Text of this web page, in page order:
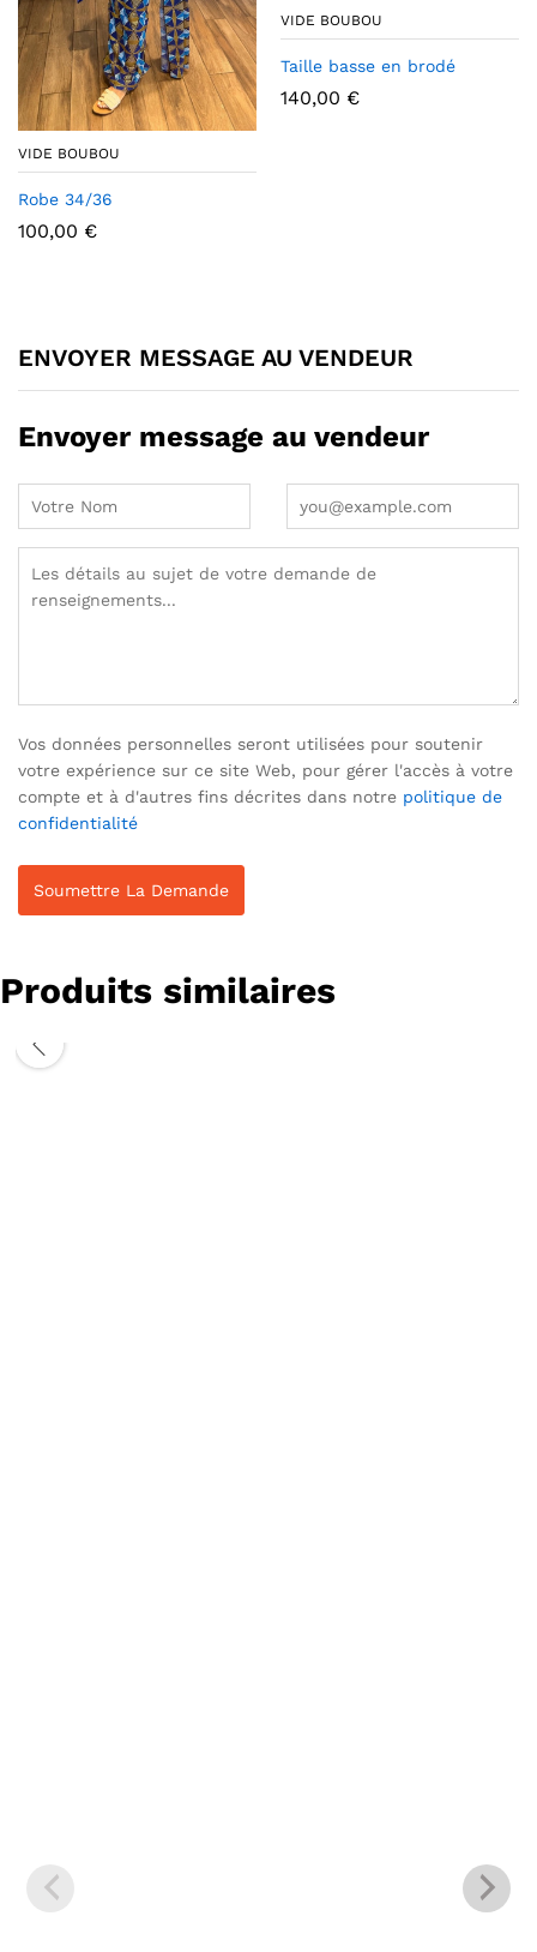
VIDE BOUBOU
Robe 34/36
100,00 €
VIDE BOUBOU
Taille basse en brodé
140,00 €
ENVOYER MESSAGE AU VENDEUR
Envoyer message au vendeur
Vos données personnelles seront utilisées pour soutenir
votre expérience sur ce site Web, pour gérer l'accès à votre
compte et à d'autres fins décrites dans notre politique de
confidentialité
Produits similaires